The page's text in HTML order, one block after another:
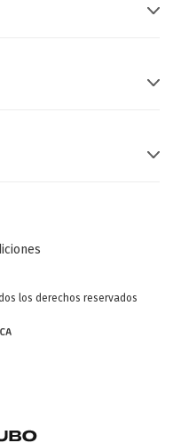
los derechos reservados